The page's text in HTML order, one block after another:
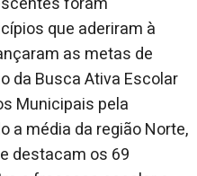
que aderiram à
as metas de
da Busca Ativa Escolar
Municipais pela
a média da região Norte,
destacam os 69